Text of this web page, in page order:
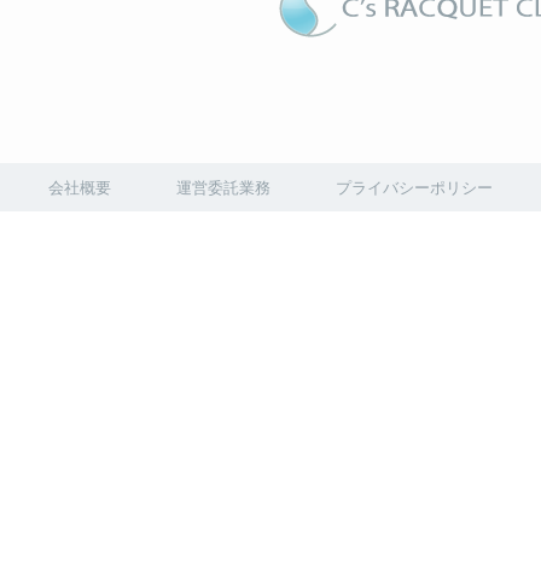
会社概要 運営委託業務 プライバシーポリシー